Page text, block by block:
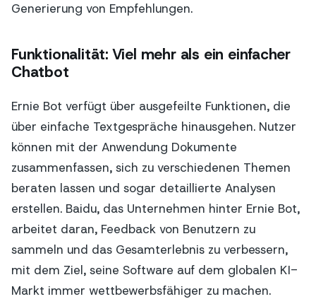
Generierung von Empfehlungen.
Funktionalität: Viel mehr als ein einfacher
Chatbot
Ernie Bot verfügt über ausgefeilte Funktionen, die
über einfache Textgespräche hinausgehen. Nutzer
können mit der Anwendung Dokumente
zusammenfassen, sich zu verschiedenen Themen
beraten lassen und sogar detaillierte Analysen
erstellen. Baidu, das Unternehmen hinter Ernie Bot,
arbeitet daran, Feedback von Benutzern zu
sammeln und das Gesamterlebnis zu verbessern,
mit dem Ziel, seine Software auf dem globalen KI-
Markt immer wettbewerbsfähiger zu machen.